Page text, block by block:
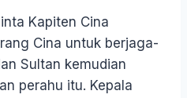
Kapiten Cina
Cina untuk berjaga-
Sultan kemudian
perahu itu. Kepala